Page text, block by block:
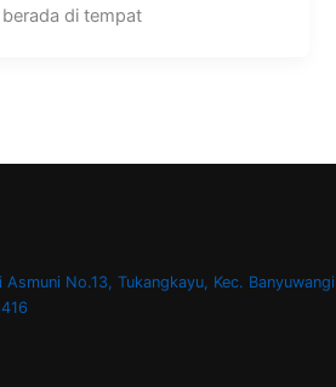
di tempat
No.13, Tukangkayu, Kec. Banyuwangi